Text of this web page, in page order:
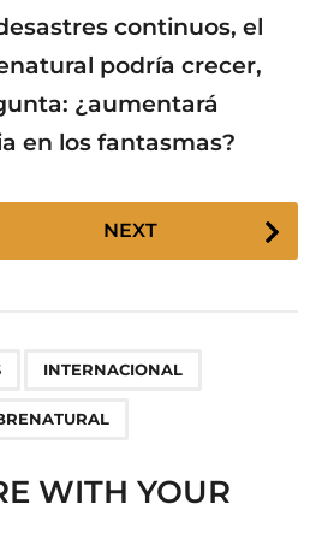
continuos, el
podría crecer,
¿aumentará
en los fantasmas?
NEXT
INTERNACIONAL
WITH YOUR